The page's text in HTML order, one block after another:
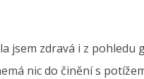
jsem zdravá i z
nic do činění s